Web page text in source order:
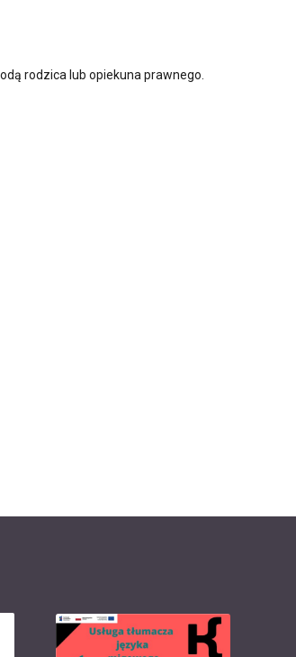
rodzica lub opiekuna prawnego.